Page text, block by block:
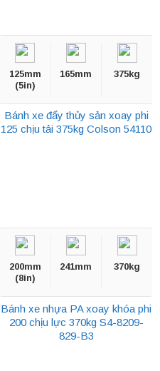
125mm
(5in)
165mm 375kg
Bánh xe đẩy thủy sản xoay phi
125 chịu tải 375kg Colson 54110
200mm
(8in)
241mm 370kg
Bánh xe nhựa PA xoay khóa phi
200 chịu lực 370kg S4-8209-
829-B3